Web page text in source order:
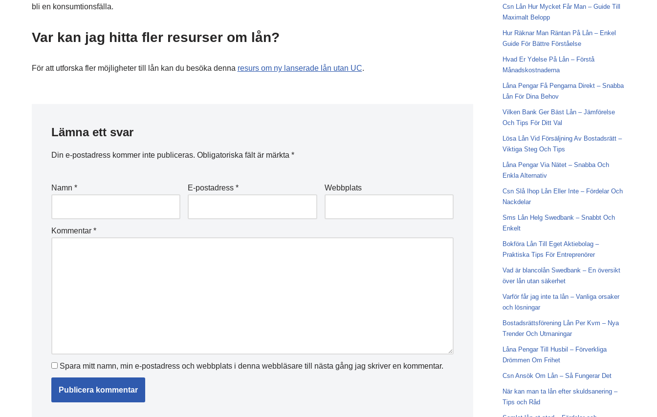
bli en konsumtionsfälla.
Var kan jag hitta fler resurser om lån?
För att utforska fler möjligheter till lån kan du besöka denna resurs om ny lanserade lån utan UC.
Lämna ett svar
Din e-postadress kommer inte publiceras. Obligatoriska fält är märkta *
Namn * E-postadress* Webbplats
Kommentar *
Spara mitt namn, min e-postadress och webbplats i denna webbläsare till nästa gång jag skriver en kommentar.
Csn Lån Hur Mycket Får Man – Guide Till
Maximalt Belopp
Hur Räknar Man Räntan På Lån – Enkel
Guide För Bättre Förståelse
Hvad Er Ydelse På Lån – Förstå
Månadskostnaderna
Låna Pengar Få Pengarna Direkt – Snabba
Lån För Dina Behov
Vilken Bank Ger Bäst Lån – Jämförelse
Och Tips För Ditt Val
Lösa Lån Vid Försäljning Av Bostadsrätt –
Viktiga Steg Och Tips
Låna Pengar Via Nätet – Snabba Och
Enkla Alternativ
Csn Slå Ihop Lån Eller Inte – Fördelar Och
Nackdelar
Sms Lån Helg Swedbank – Snabbt Och
Enkelt
Bokföra Lån Till Eget Aktiebolag –
Praktiska Tips För Entreprenörer
Vad är blancolån Swedbank – En översikt
över lån utan säkerhet
Varför får jag inte ta lån – Vanliga orsaker
och lösningar
Bostadsrättsförening Lån Per Kvm – Nya
Trender Och Utmaningar
Låna Pengar Till Husbil – Förverkliga
Drömmen Om Frihet
Csn Ansök Om Lån – Så Fungerar Det
När kan man ta lån efter skuldsanering –
Tips och Råd